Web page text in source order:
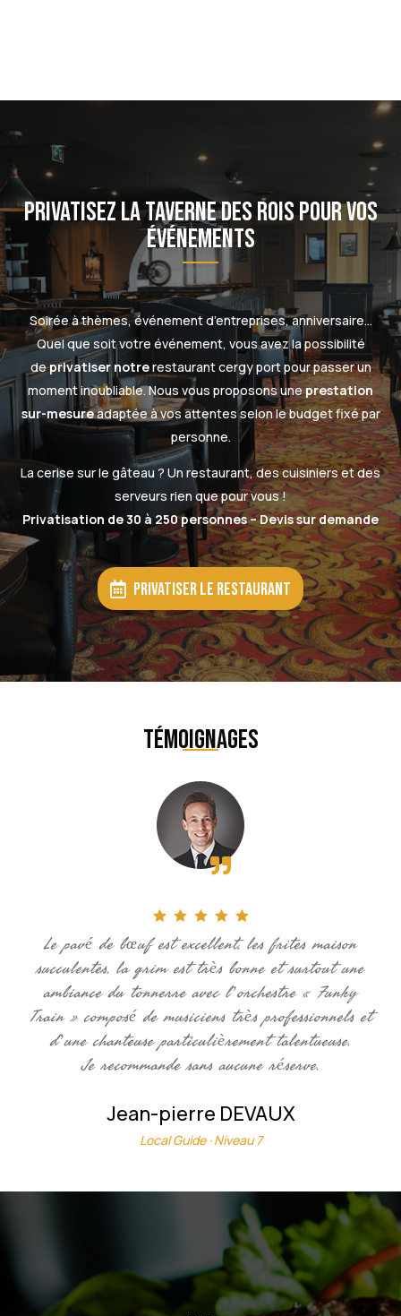
Privatisez la taverne des rois pour vos
événements
Soirée à thèmes, événement d’entreprises, anniversaire…
Quel que soit votre événement, vous avez la possibilité
deprivatiser notrerestaurant cergy portpour passer un
moment inoubliable. Nous vous proposons uneprestation
sur-mesureadaptée à vos attentes selon le budget fixé par
personne.
La cerise sur le gâteau ? Un restaurant, des cuisiniers et des
serveurs rien que pour vous !
Privatisation de 30 à 250 personnes – Devis sur demande
Privatiser le restaurant
Témoignages

    
Le pavé de bœuf est excellent, les frites maison
succulentes, la grim est très bonne et surtout une
ambiance du tonnerre avec l’orchestre « Funky
Train » composé de musiciens très professionnels et
d’une chanteuse particulièrement talentueuse.
Je recommande sans aucune réserve.
Jean-pierre DEVAUX
Local Guide · Niveau 7